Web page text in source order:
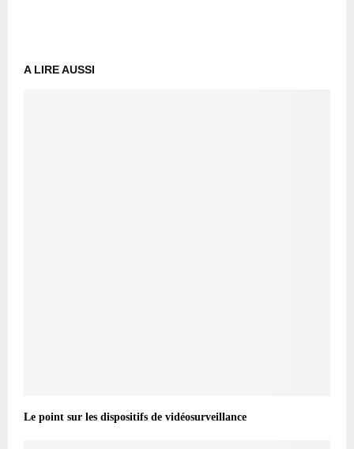
A LIRE AUSSI
Le point sur les dispositifs de vidéosurveillance